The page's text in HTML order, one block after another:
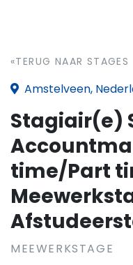
«TERUG NAAR STAGES
Amstelveen,
Stagiair(e)
time/Part
MEEWERKSTAGE